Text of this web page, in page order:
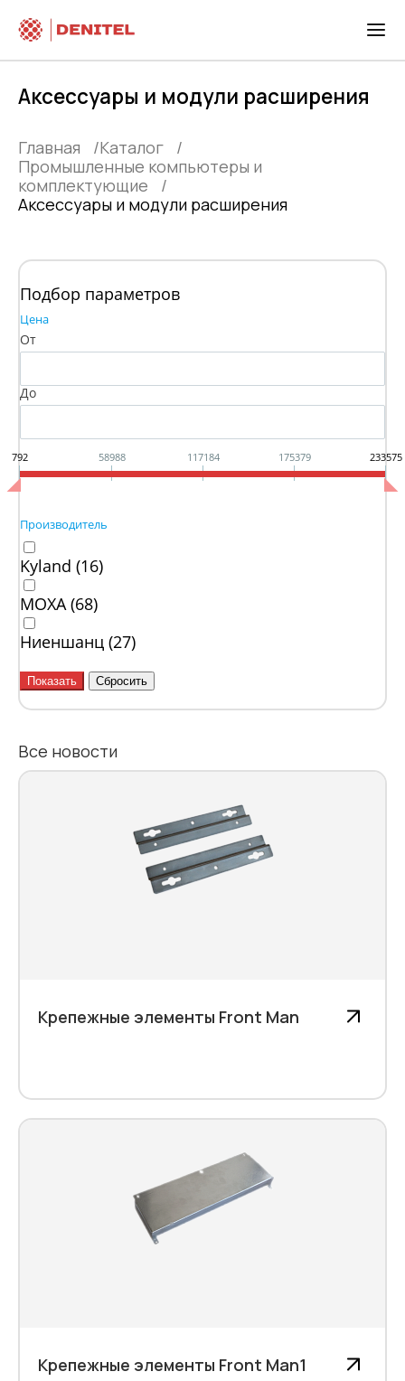
Аксессуары и модули расширения
Главная
Каталог
Промышленные компьютеры и
комплектующие
Аксессуары и модули расширения
Подбор параметров
Цена
От
До
792 58988 117184 175379 233575
Производитель
Kyland (16)
MOXA (68)
Ниеншанц (27)
Все новости
Крепежные элементы Front Man
Крепежные элементы Front Man1